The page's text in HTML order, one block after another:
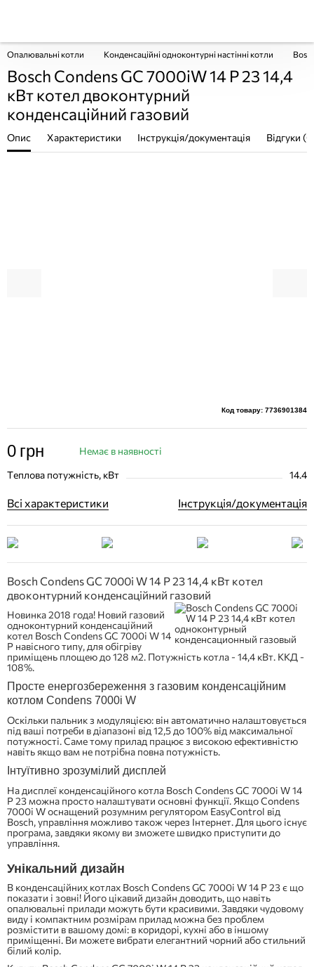
Опалювальні котли Конденсаційні одноконтурні настінні котли
Bosch Condens GC 7000iW 14 P 23 14,4
кВт котел двоконтурний
конденсаційний газовий
Опис Характеристики Інструкція/документація Відгуки
Код товару: 7736901384
0 грн Немає в наявності
Теплова потужність, кВт 14.4
Всі характеристики Інструкція/документація
Bosch Condens GC 7000i W 14 P 23 14,4 кВт котел
двоконтурний конденсаційний газовий
Новинка 2018 года! Новий газовий
одноконтурний конденсаційний
котел Bosch Condens GC 7000i W 14
P навісного типу, для обігріву
приміщень площею до 128 м2. Потужність котла - 14,4 кВт. ККД -
108%.
Просте енергозбереження з газовим конденсаційним
котлом Condens 7000i W
Оскільки пальник з модуляцією: він автоматично налаштовується
під ваші потреби в діапазоні від 12,5 до 100% від максимальної
потужності. Саме тому прилад працює з високою ефективністю
навіть якщо вам не потрібна повна потужність.
Інтуїтивно зрозумілий дисплей
На дисплеї конденсаційного котла Bosch Condens GC 7000i W 14
P 23 можна просто налаштувати основні функції. Якщо Condens
7000i W оснащений розумним регулятором EasyControl від
Bosch, управління можливо також через Інтернет. Для цього існує
програма, завдяки якому ви зможете швидко приступити до
управління.
Унікальний дизайн
В конденсаційних котлах Bosch Condens GC 7000i W 14 P 23 є що
показати і зовні! Його цікавий дизайн доводить, що навіть
опалювальні прилади можуть бути красивими. Завдяки чудовому
виду і компактним розмірам прилад можна без проблем
розмістити в вашому домі: в коридорі, кухні або в іншому
приміщенні. Ви можете вибрати елегантний чорний або стильний
білий колір.